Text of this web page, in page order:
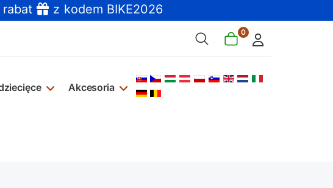
z kodem BIKE2026
0
Akcesoria
Wybierz swój język